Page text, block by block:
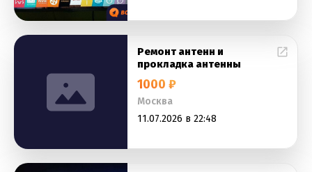
Ремонт антенн и
прокладка антенны
1000 ₽
Москва
11.07.2026 в 22:48